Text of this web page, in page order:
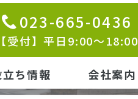
023-665-0436
受付】平日9:00～18:00
ち情報 会社案内
集